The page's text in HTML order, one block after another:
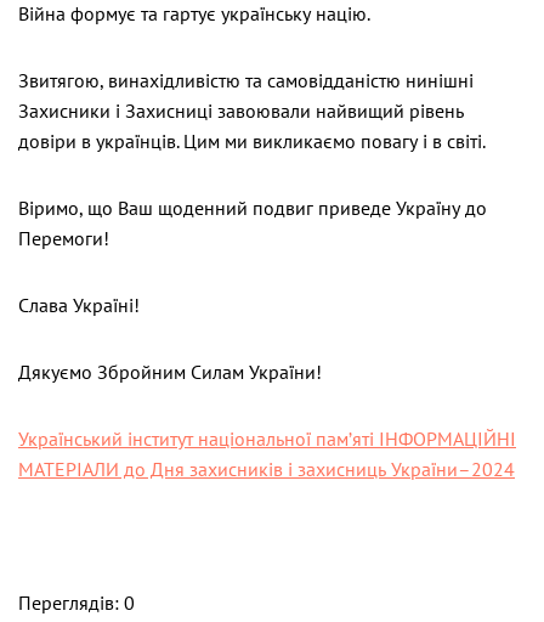
Війна формує та гартує українську націю.
Звитягою, винахідливістю та самовідданістю нинішні
Захисники і Захисниці завоювали найвищий рівень
довіри в українців. Цим ми викликаємо повагу і в світі.
Віримо, що Ваш щоденний подвиг приведе Україну до
Перемоги!
Слава Україні!
Дякуємо Збройним Силам України!
Український інститут національної пам’яті ІНФОРМАЦІЙНІ
МАТЕРІАЛИ до Дня захисників і захисниць України–2024
Переглядів: 0